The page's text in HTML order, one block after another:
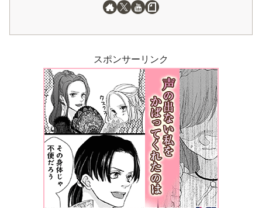
スポンサーリンク